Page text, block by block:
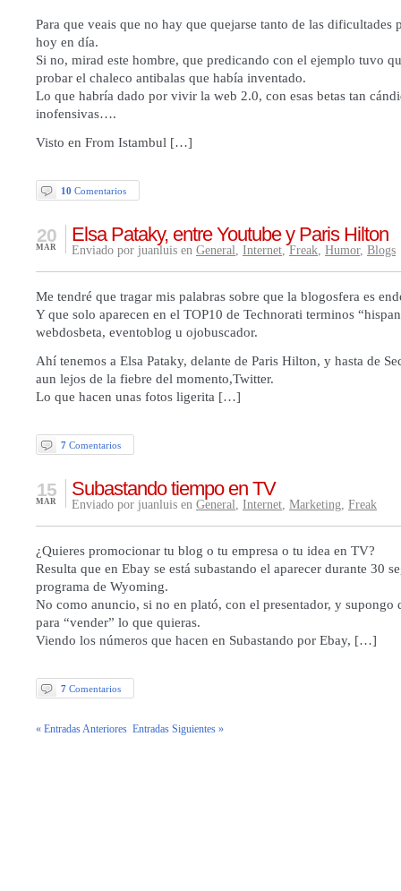
Para que veais que no hay que quejarse tanto de las dificultades
hoy en día.
Si no, mirad este hombre, que predicando con el ejemplo tuvo
probar el chaleco antibalas que había inventado.
Lo que habría dado por vivir la web 2.0, con esas betas tan
inofensivas….
Visto en From Istambul […]
10 Comentarios
Elsa Pataky, entre Youtube y Paris Hilton
20
MAR Enviado por juanluis en General, Internet, Freak, Humor, Blogs
Me tendré que tragar mis palabras sobre que la blogosfera es
Y que solo aparecen en el TOP10 de Technorati terminos
webdosbeta, eventoblog u ojobuscador.
Ahí tenemos a Elsa Pataky, delante de Paris Hilton, y hasta de
aun lejos de la fiebre del momento,Twitter.
Lo que hacen unas fotos ligerita […]
7 Comentarios
Subastando tiempo en TV
15
MAR Enviado por juanluis en General, Internet, Marketing, Freak
¿Quieres promocionar tu blog o tu empresa o tu idea en TV?
Resulta que en Ebay se está subastando el aparecer durante 30
programa de Wyoming.
No como anuncio, si no en plató, con el presentador, y supongo
para “vender” lo que quieras.
Viendo los números que hacen en Subastando por Ebay, […]
7 Comentarios
« Entradas Anteriores Entradas Siguientes »